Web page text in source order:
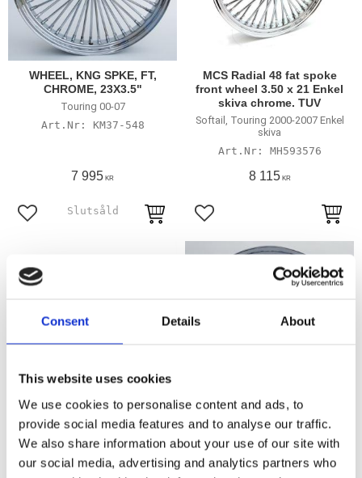
Consent Details About
This website uses cookies
We use cookies to personalise content and ads, to
provide social media features and to analyse our traffic.
We also share information about your use of our site with
our social media, advertising and analytics partners who
WHEEL, KNG SPKE, FT,
CHROME, 23X3.5"
Touring 00-07
KM37-548
7 995 KR
Lägg till i favoriter
MCS Radial 48 fat spoke
front wheel 3.50 x 21 Enkel
skiva chrome. TUV
Softail, Touring 2000-2007 Enkel
skiva
MH593576
8 115KR
Lägg till i favoriter
Hjul 21x3,5" fram, King
Spoke dubbla skivor
Touring 08-21 Dual disc Black`n
Chrome
King Spoke 23x3,5" Single
disc
Touring 00-07